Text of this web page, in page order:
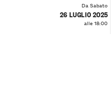
Da Sabato
26 LUGLIO 2025
alle 18:00